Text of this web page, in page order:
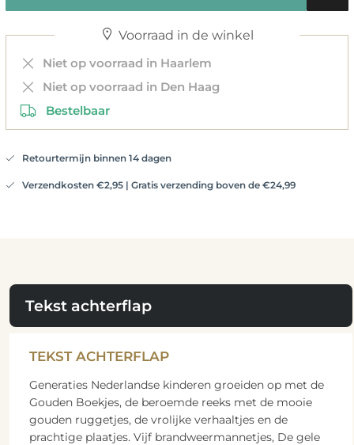
Voorraad in de winkel
Niet op voorraad in Haarlem
Niet op voorraad in Den Haag
Bestelbaar
Retourtermijn binnen 14 dagen
Verzendkosten €2,95 | Gratis verzending boven de €24,99
Tekst achterflap
TEKST ACHTERFLAP
Generaties Nederlandse kinderen groeiden op met de
Gouden Boekjes, de beroemde reeks met de mooie
gouden ruggetjes, de vrolijke verhaaltjes en de
prachtige plaatjes. Vijf brandweermannetjes, De gele